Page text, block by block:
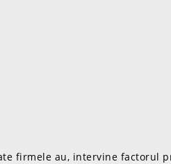
firmele au, intervine factorul